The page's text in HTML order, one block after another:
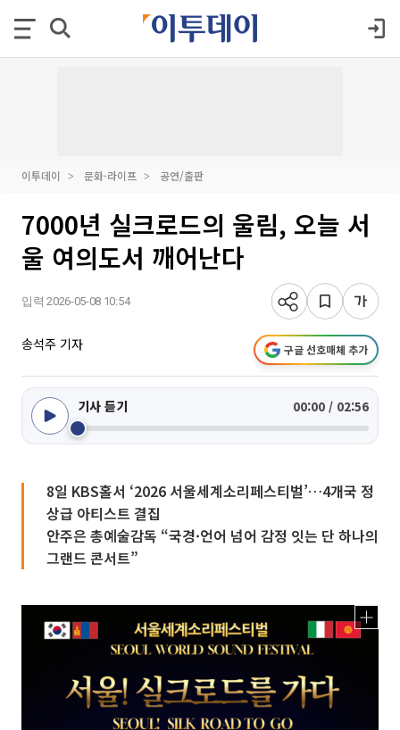
이투데이 문화·라이프 공연/출판
7000년 실크로드의 울림, 오늘 서
울 여의도서 깨어난다
입력 2026-05-08 10:54
송석주 기자 구글 선호매체 추가
기사 듣기 00:00 / 02:56
8일 KBS홀서 ‘2026 서울세계소리페스티벌’…4개국 정
상급 아티스트 결집
안주은 총예술감독 “국경·언어 넘어 감정 잇는 단 하나의
그랜드 콘서트”